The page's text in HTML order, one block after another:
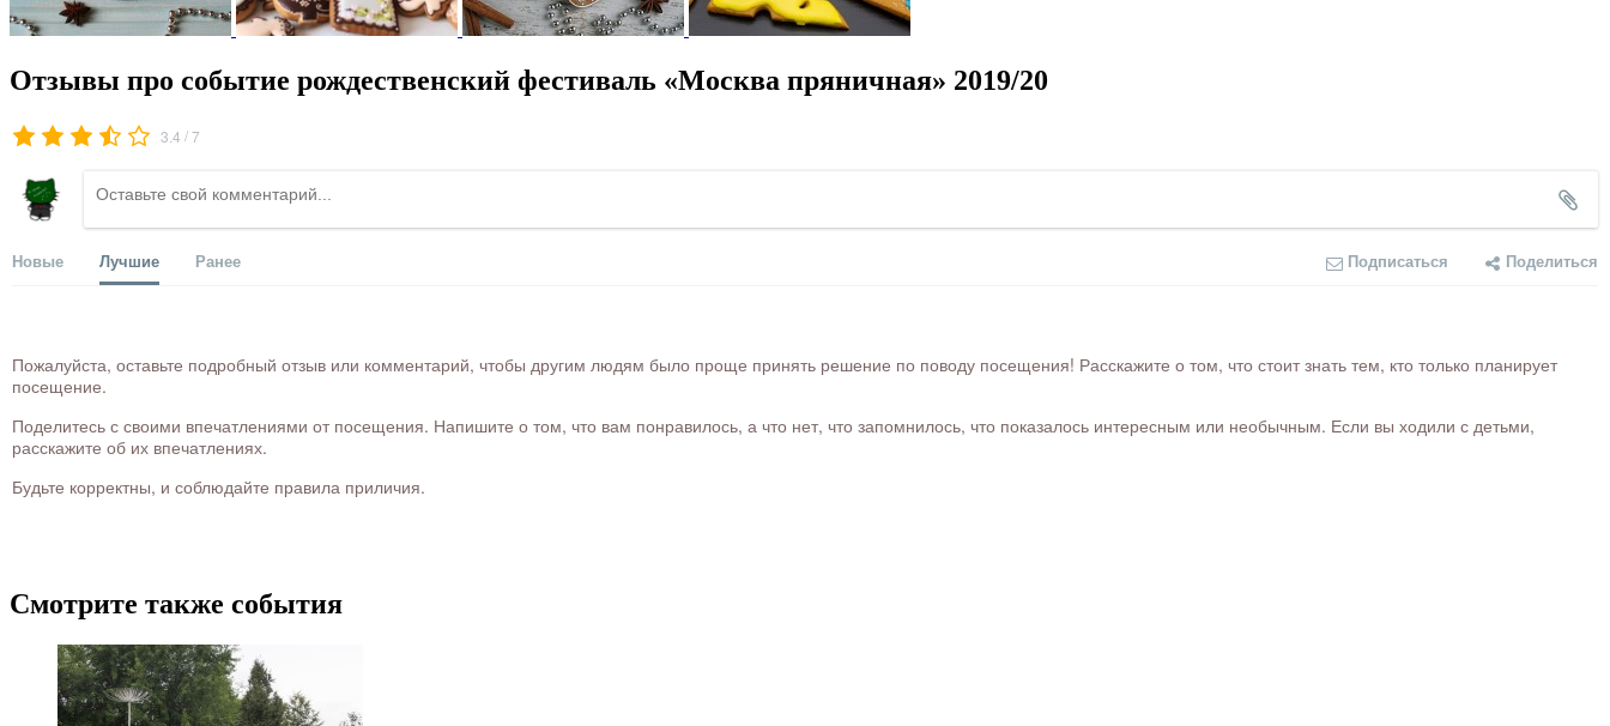
Отзывы про событие рождественский фестиваль «Москва пряничная» 2019/20
3.4 /7
Новые Лучшие Ранее Подписаться Поделиться
Пожалуйста, оставьте подробный отзыв или комментарий, чтобы другим людям было проще принять решение по поводу посещения! Расскажите о том, что стоит знать тем, кто только планирует
посещение.
Поделитесь с своими впечатлениями от посещения. Напишите о том, что вам понравилось, а что нет, что запомнилось, что показалось интересным или необычным. Если вы ходили с детьми,
расскажите об их впечатлениях.
Будьте корректны, и соблюдайте правила приличия.
Смотрите также события